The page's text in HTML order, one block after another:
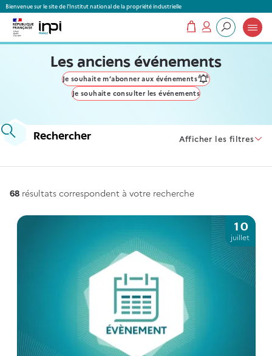
Bienvenue sur le site de l'Institut national de la propriété industrielle
Que recherchez-vous ?
Mon compte
Mon panier
Les anciens événements
Je souhaite m’abonner aux événements
Je souhaite consulter les événements
Rechercher Afficher les filtres
68résultats correspondent à votre recherche
68 résultats correspondent à votre recherche
10
juillet
Panneau de gestion des cookies